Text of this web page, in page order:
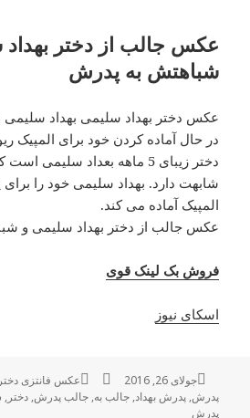
عکس جالب از دختر
شباهتش به پدرش
عکس دختر بهداد سلیمی بهداد سلیمی
در حال آماده کردن خود برای
دختر زیبای 5 ماهه بعداد
شابهت دارد. بهداد سلیمی خود را برای
المپیک آماده می کند.
عکس جالب از دختر بهداد سلیمی و
فروش بک لینک قوی
اسکای نیوز
ارسال
شده
در
جولای 26, 2016 نویسندهدسته‌ها
عکس فانتزی دختر
پدرش,پدرش بهداد,جالب به,جالب پدرش,دختر,
پدرش